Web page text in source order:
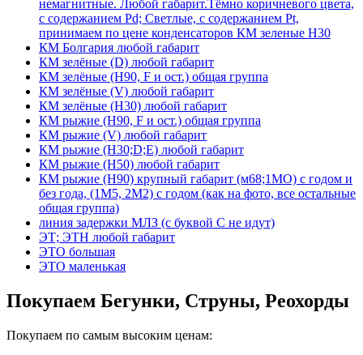
немагнитные. Любой габарит.Тёмно коричневого цвета,
с содержанием Pd; Светлые, с содержанием Pt,
принимаем по цене конденсаторов КМ зеленые Н30
КМ Болгария любой габарит
КМ зелёные (D) любой габарит
КМ зелёные (H90, F и ост.) общая группа
КМ зелёные (V) любой габарит
КМ зелёные (Н30) любой габарит
КМ рыжие (H90, F и ост.) общая группа
КМ рыжие (V) любой габарит
КМ рыжие (Н30;D;E) любой габарит
КМ рыжие (Н50) любой габарит
КМ рыжие (Н90) крупный габарит (м68;1МО) с годом и
без года, (1М5, 2М2) с годом (как на фото, все остальные
общая группа)
линия задержки МЛЗ (с буквой С не идут)
ЭТ; ЭТН любой габарит
ЭТО большая
ЭТО маленькая
Покупаем Бегунки, Струны, Реохорды
Покупаем по самым высоким ценам: